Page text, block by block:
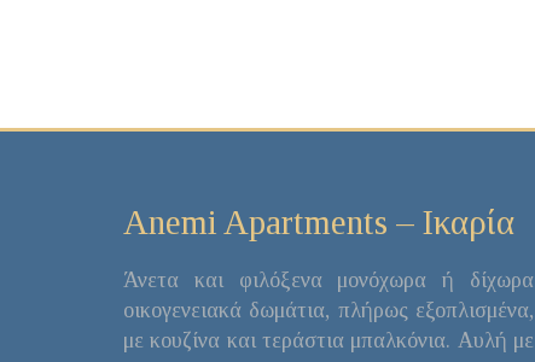
Anemi Apartments – Ικαρία
Άνετα και φιλόξενα μονόχωρα ή δίχωρα
οικογενειακά δωμάτια, πλήρως εξοπλισμένα,
με κουζίνα και τεράστια μπαλκόνια. Αυλή με